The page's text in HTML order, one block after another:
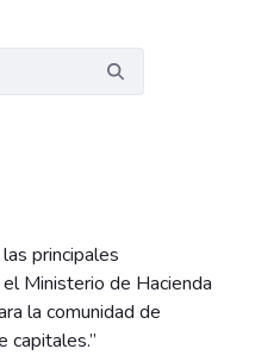
principales
Ministerio de Hacienda
la comunidad de
capitales.”